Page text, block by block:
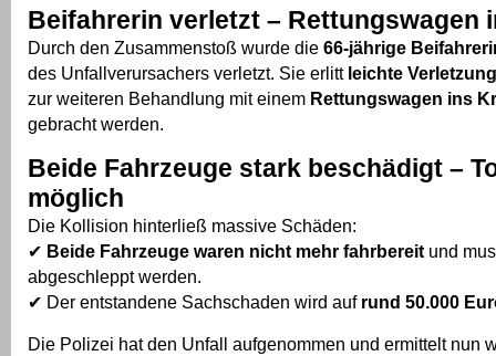
Beifahrerin verletzt – Rettungswagen
Durch den Zusammenstoß wurde die 66-jährige
des Unfallverursachers verletzt. Sie erlitt leichte
zur weiteren Behandlung mit einem Rettungswagen ins
gebracht werden.
Beide Fahrzeuge stark beschädigt –
möglich
Die Kollision hinterließ massive Schäden:
✔ Beide Fahrzeuge waren nicht mehr fahrbereit und
abgeschleppt werden.
✔ Der entstandene Sachschaden wird auf rund 50.000
Die Polizei hat den Unfall aufgenommen und ermittelt nun